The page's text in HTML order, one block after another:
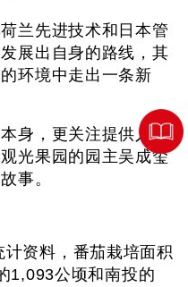
兰先进技术和日本管
展出自身的路线，其
环境中走出一条新
身，更关注提供人的
光果园的园主吴成玺
事。
资料，番茄栽培面积
1,093公顷和南投的